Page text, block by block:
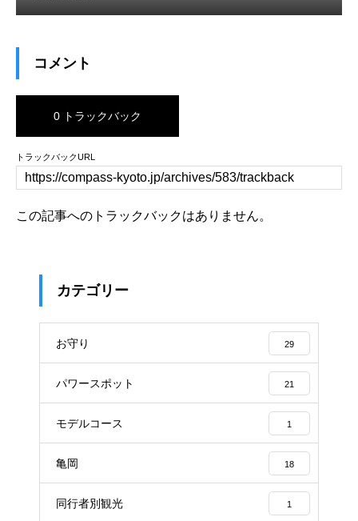
コメント
0 トラックバック
トラックバックURL
この記事へのトラックバックはありません。
カテゴリー
お守り 29
パワースポット 21
モデルコース 1
亀岡 18
同行者別観光 1